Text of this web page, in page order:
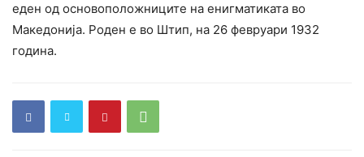
еден од основоположниците на енигматиката во
Македонија. Роден е во Штип, на 26 февруари 1932
година.